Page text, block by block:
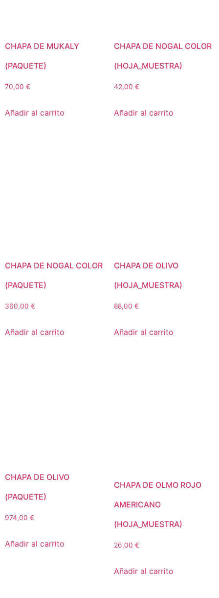
CHAPA DE MUKALY
(PAQUETE)
70,00 €
Añadir al carrito
CHAPA DE NOGAL COLOR
(HOJA_MUESTRA)
42,00 €
Añadir al carrito
CHAPA DE NOGAL COLOR
(PAQUETE)
360,00 €
Añadir al carrito
CHAPA DE OLIVO
(HOJA_MUESTRA)
88,00 €
Añadir al carrito
CHAPA DE OLIVO
(PAQUETE)
974,00 €
Añadir al carrito
CHAPA DE OLMO ROJO
AMERICANO
(HOJA_MUESTRA)
26,00 €
Añadir al carrito